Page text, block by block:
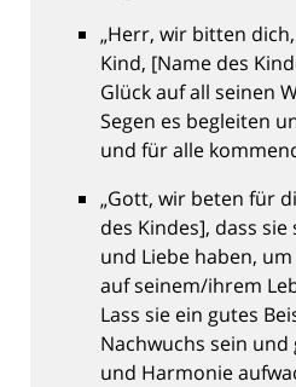
„Herr, wir bitten
Kind, [Name des
Glück auf all seinen
Segen es begleiten
und für alle
„Gott, wir beten für
des Kindes], dass
und Liebe haben,
auf seinem/ihrem
Lass sie ein gutes
Nachwuchs sein
und Harmonie